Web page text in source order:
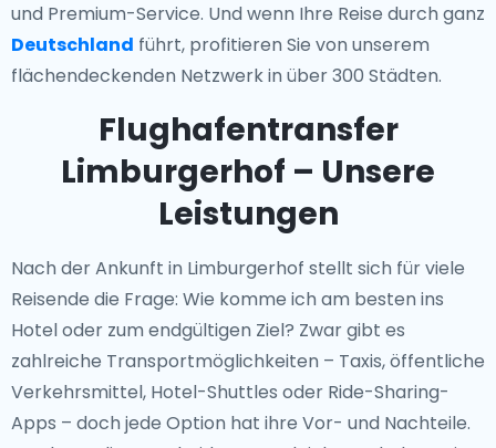
und Premium-Service. Und wenn Ihre Reise durch ganz
Deutschland führt, profitieren Sie von unserem
flächendeckenden Netzwerk in über 300 Städten.
Flughafentransfer
Limburgerhof – Unsere
Leistungen
Nach der Ankunft in Limburgerhof stellt sich für viele
Reisende die Frage: Wie komme ich am besten ins
Hotel oder zum endgültigen Ziel? Zwar gibt es
zahlreiche Transportmöglichkeiten – Taxis, öffentliche
Verkehrsmittel, Hotel-Shuttles oder Ride-Sharing-
Apps – doch jede Option hat ihre Vor- und Nachteile.